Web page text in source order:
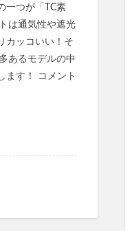
一つが「TC素
は通気性や遮光
カッコいい！そ
あるモデルの中
ます！ コメント